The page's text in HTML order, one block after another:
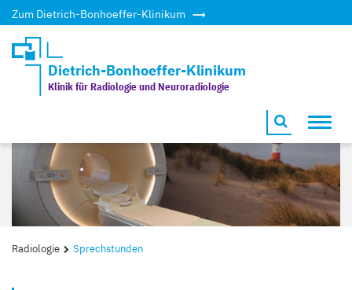
Zum Dietrich-Bonhoeffer-Klinikum
Dietrich-Bonhoeffer-Klinikum
Klinik für Radiologie und Neuroradiologie
Radiologie Sprechstunden